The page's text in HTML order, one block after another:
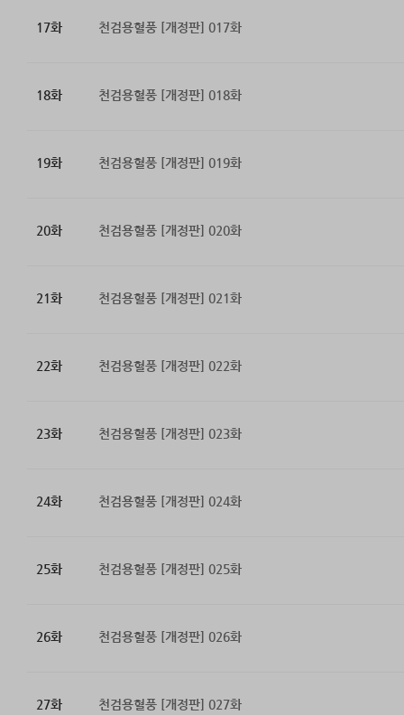
17화 천검용혈풍 [개정판] 017화
18화 천검용혈풍 [개정판] 018화
19화 천검용혈풍 [개정판] 019화
20화 천검용혈풍 [개정판] 020화
21화 천검용혈풍 [개정판] 021화
22화 천검용혈풍 [개정판] 022화
23화 천검용혈풍 [개정판] 023화
24화 천검용혈풍 [개정판] 024화
25화 천검용혈풍 [개정판] 025화
26화 천검용혈풍 [개정판] 026화
27화 천검용혈풍 [개정판] 027화